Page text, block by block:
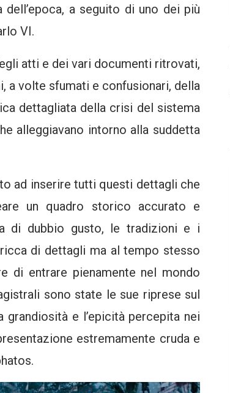
a seguito di uno dei più
VI.
atti e dei vari documenti ritrovati,
a volte sfumati e confusionari, della
dettagliata della crisi del sistema
alleggiavano intorno alla suddetta
ad inserire tutti questi dettagli che
un quadro storico accurato e
di dubbio gusto, le tradizioni e i
ricca di dettagli ma al tempo stesso
di entrare pienamente nel mondo
sono state le sue riprese sul
e l’epicità percepita nei
estremamente cruda e